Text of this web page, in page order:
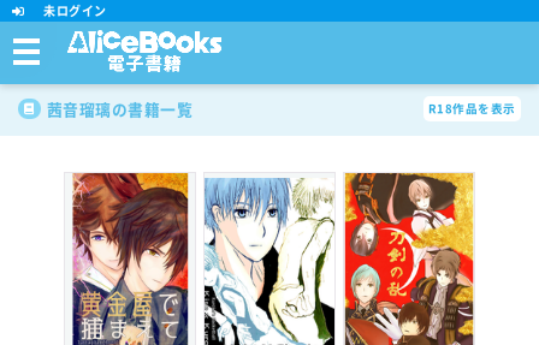
未ログイン
茜音瑠璃の書籍一覧 R18作品を表示